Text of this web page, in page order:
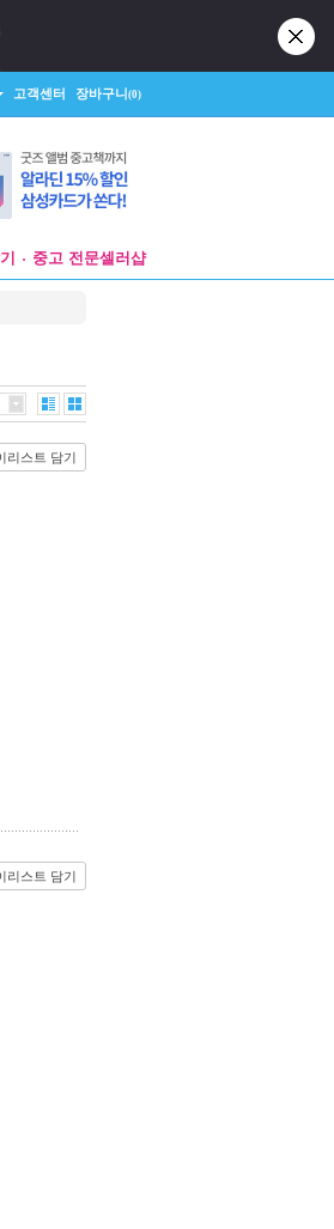
고객센터 장바구니(0)
중고 전문셀러샵
리스트 담기
리스트 담기